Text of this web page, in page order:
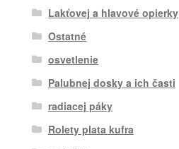
Lakťovej a hlavové opierky
Ostatné
osvetlenie
Palubnej dosky a ich časti
radiacej páky
Rolety plata kufra